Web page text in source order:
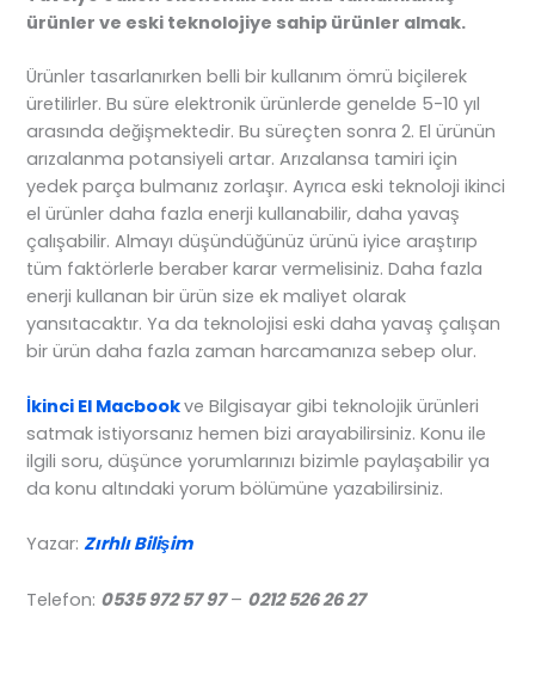
ürünler ve eski teknolojiye sahip ürünler almak.
Ürünler tasarlanırken belli bir kullanım ömrü biçilerek
üretilirler. Bu süre elektronik ürünlerde genelde 5-10 yıl
arasında değişmektedir. Bu süreçten sonra 2. El ürünün
arızalanma potansiyeli artar. Arızalansa tamiri için
yedek parça bulmanız zorlaşır. Ayrıca eski teknoloji ikinci
el ürünler daha fazla enerji kullanabilir, daha yavaş
çalışabilir. Almayı düşündüğünüz ürünü iyice araştırıp
tüm faktörlerle beraber karar vermelisiniz. Daha fazla
enerji kullanan bir ürün size ek maliyet olarak
yansıtacaktır. Ya da teknolojisi eski daha yavaş çalışan
bir ürün daha fazla zaman harcamanıza sebep olur.
İkinci El Macbookve Bilgisayar gibi teknolojik ürünleri
satmak istiyorsanız hemen bizi arayabilirsiniz. Konu ile
ilgili soru, düşünce yorumlarınızı bizimle paylaşabilir ya
da konu altındaki yorum bölümüne yazabilirsiniz.
Yazar:Zırhlı Bilişim
Telefon: 0535 972 57 97– 0212 526 26 27